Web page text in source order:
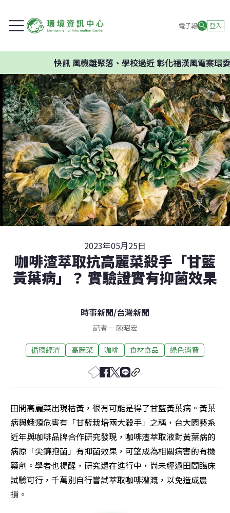
電子報 登入
風機離聚落、學校過近 彰化福漢風電案環委建議
2023年05月25日
咖啡渣萃取抗高麗菜殺手「甘藍
黃葉病」？ 實驗證實有抑菌效果
時事新聞/台灣新聞
記者— 陳昭宏
循環經濟 高麗菜 咖啡 食材食品 綠色消費
田間高麗菜出現枯黃，很有可能是得了甘藍黃葉病。黃葉
病與蛾類危害有「甘藍栽培兩大殺手」之稱，台大園藝系
近年與咖啡品牌合作研究發現，咖啡渣萃取液對黃葉病的
病原「尖鐮孢菌」有抑菌效果，可望成為相關病害的有機
藥劑。學者也提醒，研究還在進行中，尚未經過田間臨床
試驗可行，千萬別自行嘗試萃取咖啡灌溉，以免造成農
損。